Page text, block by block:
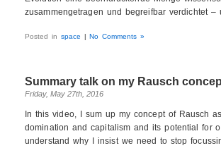
zusammengetragen und begreifbar verdichtet
Posted in space | No Comments »
Summary talk on my Rausch
Friday, May 27th, 2016
In this video, I sum up my concept of Rausch
domination and capitalism and its potential for
understand why I insist we need to stop